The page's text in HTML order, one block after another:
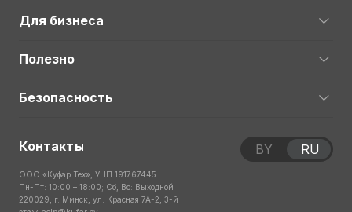
Для бизнеса
Полезно
Безопасность
Контакты
ООО «Куфар Тех», УНП 191767445
Пн-Пт: 10:00 – 18:00; Сб, Вс: Выходной
220029, г. Минск, ул. Красная 7А-2, 3-й
BY RU